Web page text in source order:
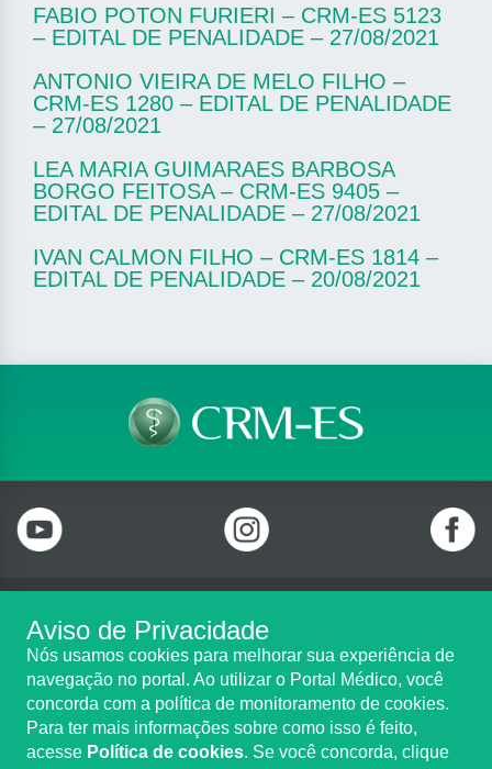
FABIO POTON FURIERI – CRM-ES 5123
– EDITAL DE PENALIDADE – 27/08/2021
ANTONIO VIEIRA DE MELO FILHO –
CRM-ES 1280 – EDITAL DE PENALIDADE
– 27/08/2021
LEA MARIA GUIMARAES BARBOSA
BORGO FEITOSA – CRM-ES 9405 –
EDITAL DE PENALIDADE – 27/08/2021
IVAN CALMON FILHO – CRM-ES 1814 –
EDITAL DE PENALIDADE – 20/08/2021
Telefone: (27) 2122 0100
Rua Professora Emilia Franklin Mululo, n. 228, Bento Ferreira,
Vitória/ES - CEP 29050-730
Horário de Funcionamento: Seg. à Sex., 10h às 19h(atendimento
exclusivamente por agendamento)
Aviso de Privacidade
Nós usamos cookies para melhorar sua experiência de
navegação no portal. Ao utilizar o Portal Médico, você
concorda com a política de monitoramento de cookies.
Para ter mais informações sobre como isso é feito,
acesse Política de cookies. Se você concorda, clique